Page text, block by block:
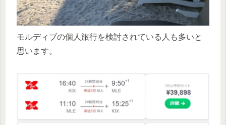
モルディブの個人旅行を検討されている人も多いと
思います。